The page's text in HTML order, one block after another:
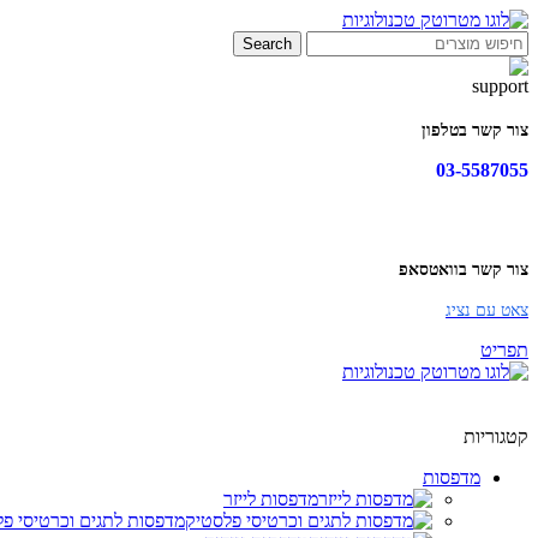
Search
צור קשר בטלפון
03-5587055
צור קשר בוואטסאפ
צאט עם נציג
תפריט
קטגוריות
מדפסות
מדפסות לייזר
מדפסות לתגים וכרטיסי